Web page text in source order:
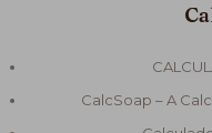
CalcSoap – A